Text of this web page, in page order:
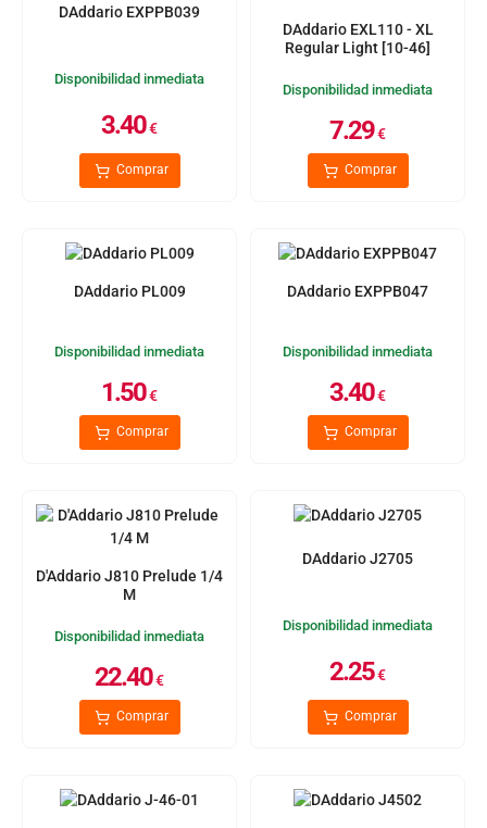
DAddario EXPPB039
Disponibilidad inmediata
3.40€
Comprar
DAddario EXL110 - XL
Regular Light [10-46]
Disponibilidad inmediata
7.29€
Comprar
DAddario PL009
Disponibilidad inmediata
1.50€
Comprar
DAddario EXPPB047
Disponibilidad inmediata
3.40€
Comprar
D'Addario J810 Prelude 1/4
M
Disponibilidad inmediata
22.40€
Comprar
DAddario J2705
Disponibilidad inmediata
2.25€
Comprar